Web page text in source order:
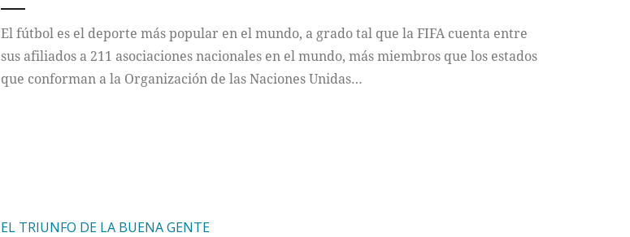
El fútbol es el deporte más popular en el mundo, a grado tal que la FIFA cuenta entre
sus afiliados a 211 asociaciones nacionales en el mundo, más miembros que los estados
que conforman a la Organización de las Naciones Unidas…
EL TRIUNFO DE LA BUENA GENTE